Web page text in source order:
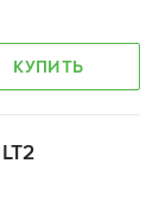
КУПИТЬ